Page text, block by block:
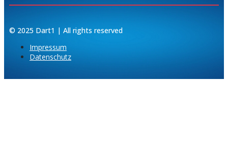
© 2025 Dart1 | All rights reserved
Impressum
Datenschutz